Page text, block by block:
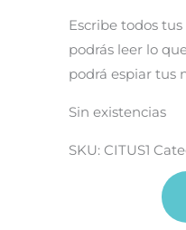
Escribe todos
podrás leer lo
podrá espiar tus
Sin existencias
SKU: CITUS1